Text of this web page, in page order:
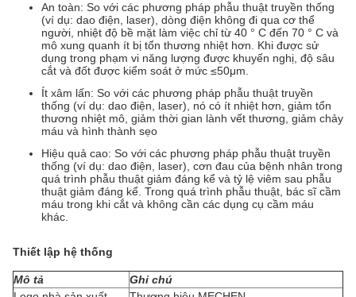
An toàn: So với các phương pháp phẫu thuật truyền thống
(ví dụ: dao điện, laser), dòng điện không đi qua cơ thể
người, nhiệt độ bề mặt làm việc chỉ từ 40 ° C đến 70 ° C và
mô xung quanh ít bị tổn thương nhiệt hơn. Khi được sử
dụng trong phạm vi năng lượng được khuyến nghị, độ sâu
cắt và đốt được kiểm soát ở mức ≤50μm.
Ít xâm lấn: So với các phương pháp phẫu thuật truyền
thống (ví dụ: dao điện, laser), nó có ít nhiệt hơn, giảm tổn
thương nhiệt mô, giảm thời gian lành vết thương, giảm chảy
máu và hình thành sẹo
Hiệu quả cao: So với các phương pháp phẫu thuật truyền
thống (ví dụ: dao điện, laser), cơn đau của bệnh nhân trong
quá trình phẫu thuật giảm đáng kể và tỷ lệ viêm sau phẫu
thuật giảm đáng kể. Trong quá trình phẫu thuật, bác sĩ cầm
máu trong khi cắt và không cần các dụng cụ cầm máu
khác.
Thiết lập hệ thống
Mô tả
Ghi chú